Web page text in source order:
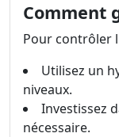
Comment
Pour contrôler
Utilisez un
niveaux.
Investissez
nécessaire.